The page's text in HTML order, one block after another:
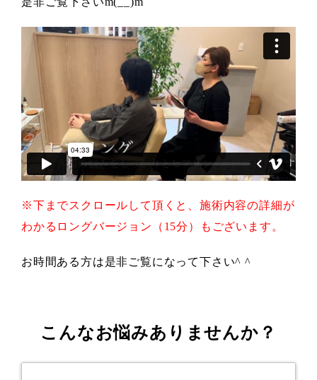
※下までスクロールして頂くと、施術内容の詳細が
わかるロングバージョン（15分）もございます。
お時間ある方は是非ご覧になって下さい^ ^
こんなお悩みありませんか？